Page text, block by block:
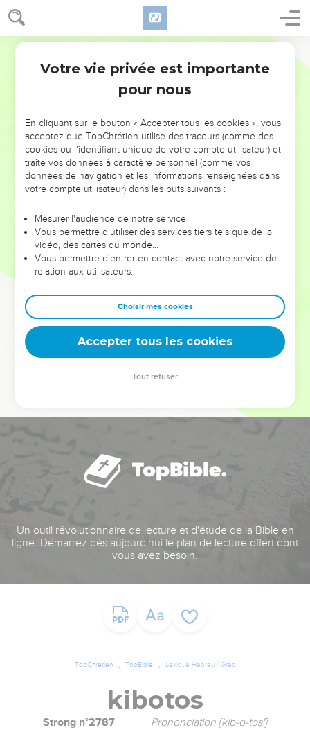
NE MANQUEZ PAS L’ÉVÉNEMENT
DE L’ANNÉE !
ET SI LEURS ERREURS POUVAIENT VOUS ÉVITER LES
VOTRES ?
leur foi ou leur vision. Mais on voit moins les doutes, les erreurs
et les saisons difficiles qu'ils ont traversés, alors même que ce
sont elles qui les ont façonnés.
Dans cette conférence, leaders, entrepreneurs, et responsables
clés pour avancer avec plus de sagesse afin que leurs erreurs
deviennent vos tremplins. Que vous guidiez un ministère, une
équipe, un groupe ou une famille, leur expérience est faite
Un outil révolutionnaire de lecture et d'étude de la Bible en
ligne. Démarrez dès aujourd'hui le plan de lecture offert dont
vous avez besoin.
TopChrétien TopBible Lexique Hébreu / Grec
kibotos
Strong n°2787 Prononciation [kib-o-tos']
Votre vie privée est importante
pour nous
En cliquant sur le bouton « Accepter tous les cookies », vous
acceptez que TopChrétien utilise des traceurs (comme des
cookies ou l'identifiant unique de votre compte utilisateur) et
traite vos données à caractère personnel (comme vos
données de navigation et les informations renseignées dans
votre compte utilisateur) dans les buts suivants :
Mesurer l'audience de notre service
Vous permettre d'utiliser des services tiers tels que de la
vidéo, des cartes du monde…
Vous permettre d'entrer en contact avec notre service de
relation aux utilisateurs.
Choisir mes cookies
Accepter tous les cookies
Tout refuser